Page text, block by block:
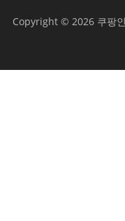
Copyright © 2026 쿠팡